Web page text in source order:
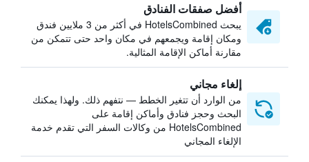
أفضل صفقات الفنادق
يبحث HotelsCombined في أكثر من 3 ملايين فندق
ومكان إقامة ويجمعهم في مكان واحد حتى تتمكن من
مقارنة أماكن الإقامة المثالية.
إلغاء مجاني
من الوارد أن تتغير الخطط — نتفهم ذلك. ولهذا يمكنك
البحث وحجز فنادق وأماكن إقامة على
HotelsCombined من وكالات السفر التي تقدم خدمة
الإلغاء المجاني